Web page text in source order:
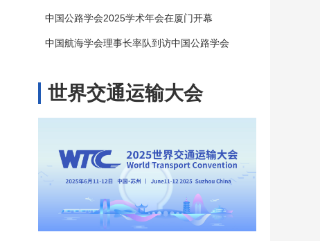
中国公路学会2025学术年会在厦门开幕
中国航海学会理事长率队到访中国公路学会
世界交通运输大会